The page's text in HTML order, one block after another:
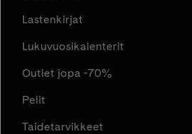
Lastenkirjat
Lukuvuosikalenterit
Outlet jopa -70%
Pelit
Taidetarvikkeet